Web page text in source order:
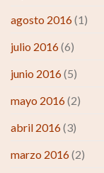
agosto 2016(1)
julio 2016(6)
junio 2016(5)
mayo 2016(2)
abril 2016(3)
marzo 2016(2)